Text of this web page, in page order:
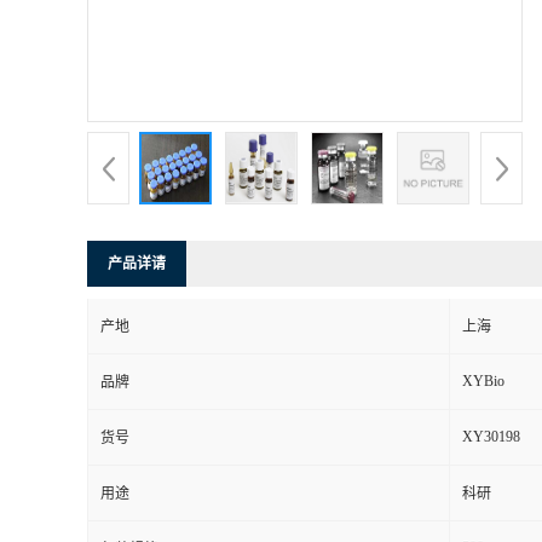
产品详请
产地 上海
品牌 XYBio
货号 XY30198
用途 科研